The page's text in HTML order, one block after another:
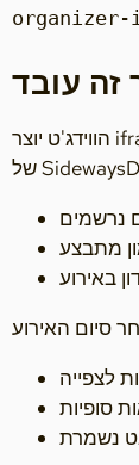
organizer-
זה עובד
הווידג'ט יוצר iframe רספונסיבי שמתחבר למערכת התזמון החי
נרשמים
מתבצע
באירוע
לצפייה
נשמרת